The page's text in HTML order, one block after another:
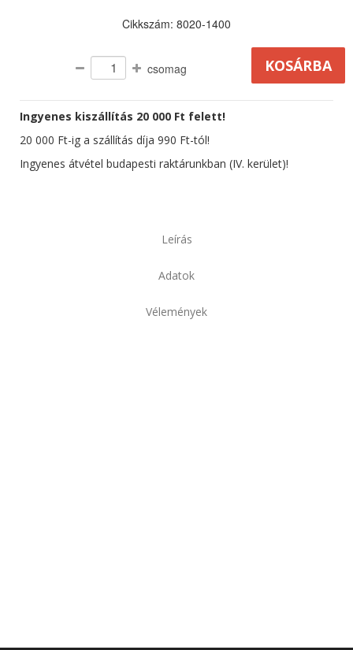
Cikkszám: 8020-1400
csomag
Ingyenes kiszállítás 20 000 Ft felett!
20 000 Ft-ig a szállítás díja 990 Ft-tól!
Ingyenes átvétel budapesti raktárunkban (IV. kerület)!
Leírás
Adatok
Vélemények